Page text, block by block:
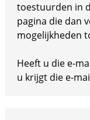
toestuurden in
pagina die dan
mogelijkheden
Heeft u die e-
u krijgt die e-